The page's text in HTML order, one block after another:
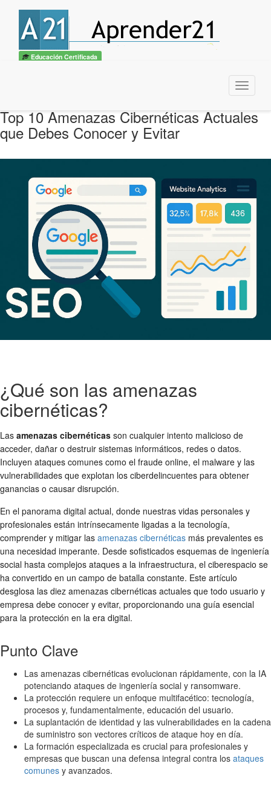
Educación Certificada
Menu
Top 10 Amenazas Cibernéticas Actuales
que Debes Conocer y Evitar
¿Qué son las amenazas
cibernéticas?
Las amenazas cibernéticas son cualquier intento malicioso de
acceder, dañar o destruir sistemas informáticos, redes o datos.
Incluyen ataques comunes como el fraude online, el malware y las
vulnerabilidades que explotan los ciberdelincuentes para obtener
ganancias o causar disrupción.
En el panorama digital actual, donde nuestras vidas personales y
profesionales están intrínsecamente ligadas a la tecnología,
comprender y mitigar las amenazas cibernéticas más prevalentes es
una necesidad imperante. Desde sofisticados esquemas de ingeniería
social hasta complejos ataques a la infraestructura, el ciberespacio se
ha convertido en un campo de batalla constante. Este artículo
desglosa las diez amenazas cibernéticas actuales que todo usuario y
empresa debe conocer y evitar, proporcionando una guía esencial
para la protección en la era digital.
Punto Clave
Las amenazas cibernéticas evolucionan rápidamente, con la IA
potenciando ataques de ingeniería social y ransomware.
La protección requiere un enfoque multifacético: tecnología,
procesos y, fundamentalmente, educación del usuario.
La suplantación de identidad y las vulnerabilidades en la cadena
de suministro son vectores críticos de ataque hoy en día.
La formación especializada es crucial para profesionales y
empresas que buscan una defensa integral contra los ataques
comunes y avanzados.